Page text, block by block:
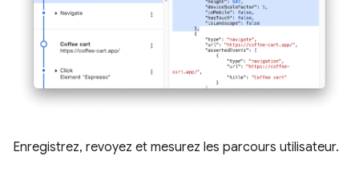
Enregistrez, revoyez et mesurez les parcours utilisateur.